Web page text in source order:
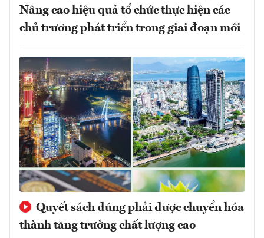
Nâng cao hiệu quả tổ chức thực hiện các
chủ trương phát triển trong giai đoạn mới
Quyết sách đúng phải được chuyển hóa
thành tăng trưởng chất lượng cao